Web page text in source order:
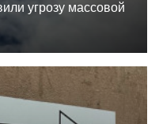
угрозу массовой